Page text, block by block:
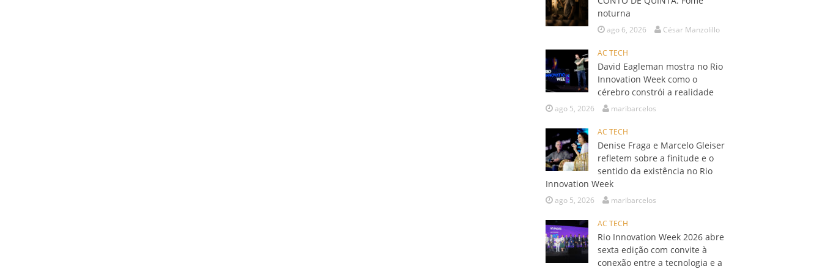
noturna
ago 6, 2026 César Manzolillo
AC TECH
David Eagleman mostra no Rio
Innovation Week como o
cérebro constrói a realidade
ago 5, 2026 maribarcelos
AC TECH
Denise Fraga e Marcelo Gleiser
refletem sobre a finitude e o
sentido da existência no Rio
Innovation Week
ago 5, 2026 maribarcelos
AC TECH
Rio Innovation Week 2026 abre
sexta edição com convite à
conexão entre a tecnologia e a